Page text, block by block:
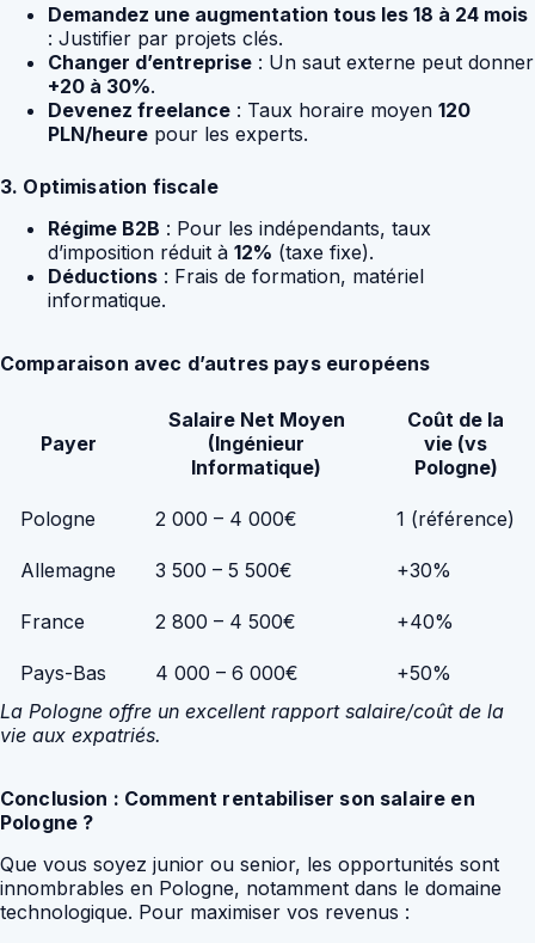
Demandez une augmentation tous les 18 à 24 mois
: Justifier par projets clés.
Changer d’entreprise : Un saut externe peut donner
+20 à 30%.
Devenez freelance : Taux horaire moyen 120
PLN/heure pour les experts.
3. Optimisation fiscale
Régime B2B : Pour les indépendants, taux
d’imposition réduit à 12% (taxe fixe).
Déductions : Frais de formation, matériel
informatique.
Comparaison avec d’autres pays européens
Payer
Salaire Net Moyen
(Ingénieur
Informatique)
Coût de la
vie (vs
Pologne)
Pologne 2 000 – 4 000€ 1 (référence)
Allemagne 3 500 – 5 500€ +30%
France 2 800 – 4 500€ +40%
Pays-Bas 4 000 – 6 000€
+50%
La Pologne offre un excellent rapport salaire/coût de la
vie aux expatriés.
Conclusion : Comment rentabiliser son salaire en
Pologne ?
Que vous soyez junior ou senior, les opportunités sont
innombrables en Pologne, notamment dans le domaine
technologique. Pour maximiser vos revenus :